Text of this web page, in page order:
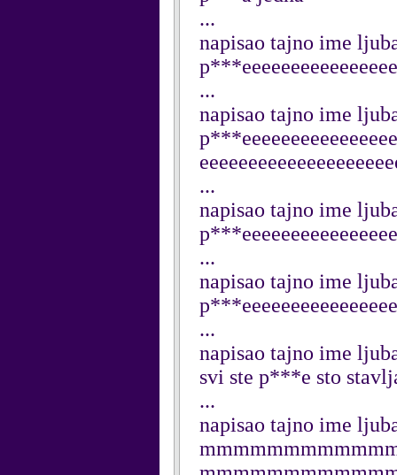
...
napisao tajno ime
...
napisao tajno ime
...
napisao tajno ime
...
napisao tajno ime
...
napisao tajno ime
svi ste p***e sto
...
napisao tajno ime